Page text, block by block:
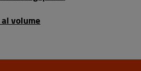
volume